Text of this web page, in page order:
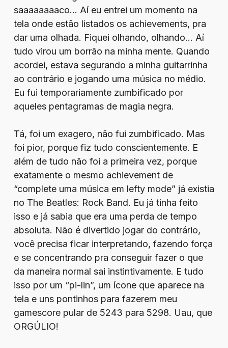
saaaaaaaaco… Aí eu entrei um momento na
tela onde estão listados os achievements, pra
dar uma olhada. Fiquei olhando, olhando… Aí
tudo virou um borrão na minha mente. Quando
acordei, estava segurando a minha guitarrinha
ao contrário e jogando uma música no médio.
Eu fui temporariamente zumbificado por
aqueles pentagramas de magia negra.
Tá, foi um exagero, não fui zumbificado. Mas
foi pior, porque fiz tudo conscientemente. E
além de tudo não foi a primeira vez, porque
exatamente o mesmo achievement de
“complete uma música em lefty mode” já existia
no The Beatles: Rock Band. Eu já tinha feito
isso e já sabia que era uma perda de tempo
absoluta. Não é divertido jogar do contrário,
você precisa ficar interpretando, fazendo força
e se concentrando pra conseguir fazer o que
da maneira normal sai instintivamente. E tudo
isso por um “pi-lin”, um ícone que aparece na
tela e uns pontinhos para fazerem meu
gamescore pular de 5243 para 5298. Uau, que
ORGÚLIO!